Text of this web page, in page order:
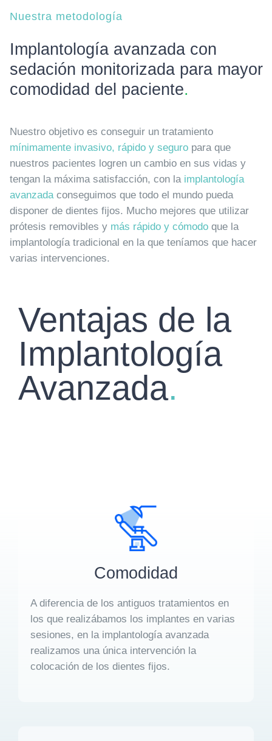
Nuestra metodología
Implantología avanzada con
sedación monitorizada para mayor
comodidad del paciente.
Nuestro objetivo es conseguir un tratamiento
mínimamente invasivo, rápido y seguropara que
nuestros pacientes logren un cambio en sus vidas y
tengan la máxima satisfacción, con la implantología
avanzadaconseguimos que todo el mundo pueda
disponer de dientes fijos. Mucho mejores que utilizar
prótesis removibles y más rápido y cómodoque la
implantología tradicional en la que teníamos que hacer
varias intervenciones.
Ventajas de la
Implantología
Avanzada.
Comodidad
A diferencia de los antiguos tratamientos en
los que realizábamos los implantes en varias
sesiones, en la implantología avanzada
realizamos una única intervención la
colocación de los dientes fijos.